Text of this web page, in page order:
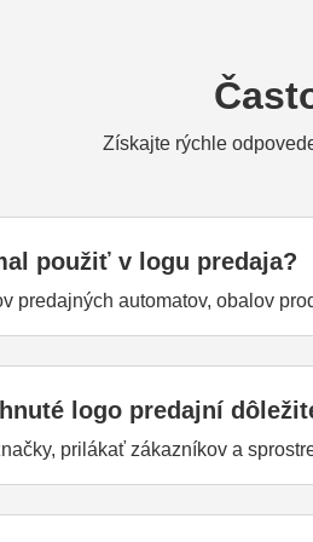
Získajte rýchle
použiť v logu predaja?
predajných automatov, obalov
logo predajní
prilákať zákazníkov a